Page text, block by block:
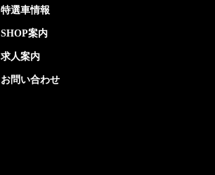
特選車情報
SHOP案内
求人案内
お問い合わせ